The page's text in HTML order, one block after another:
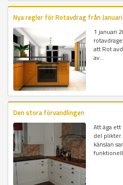
Nya regler för Rotavdrag från
1 januari
att Rot
av...
Den stora förvandlingen
Att äga
del
känslan